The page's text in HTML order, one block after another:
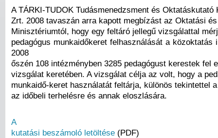
A TÁRKI-TUDOK Tudásmenedzsment és Oktatáskutató
Zrt. 2008 tavaszán arra kapott megbízást az Oktatási
Minisztériumtól, hogy egy feltáró jellegű vizsgálattal
pedagógus munkaidőkeret felhasználását a közoktatás
2008
őszén 108 intézményben 3285 pedagógust kerestek fel
vizsgálat keretében. A vizsgálat célja az volt, hogy a
munkaidő-keret használatát feltárja, különös tekintettel
az időbeli terhelésre és annak eloszlására.
A
kutatási beszámoló letöltése (PDF)